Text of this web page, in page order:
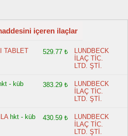
içeren ilaçlar
TABLET
529.77 ₺
LUNDBECK
İLAÇ TİC.
LTD. ŞTİ.
- küb 383.29 ₺
LUNDBECK
İLAÇ TİC.
LTD. ŞTİ.
hkt - küb 430.59 ₺
LUNDBECK
İLAÇ TİC.
LTD. ŞTİ.